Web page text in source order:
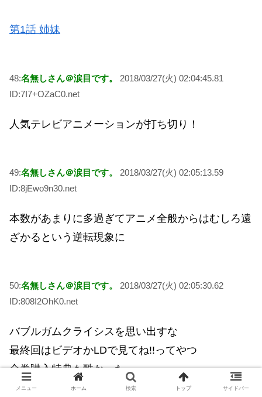
第1話 姉妹
48:名無しさん＠涙目です。
2018/03/27(火) 02:04:45.81
ID:7I7+OZaC0.net
人気テレビアニメーションが打ち切り！
49:名無しさん＠涙目です。
2018/03/27(火) 02:05:13.59
ID:8jEwo9n30.net
本数があまりに多過ぎてアニメ全般からはむしろ遠
ざかるという逆転現象に
50:名無しさん＠涙目です。
2018/03/27(火) 02:05:30.62
ID:808I2OhK0.net
バブルガムクライシスを思い出すな
最終回はビデオかLDで見てね!!ってやつ
全巻購入特典も酷かった
https://amzn.to/2GuEuAM
メニュー ホーム 検索 トップ サイドバー